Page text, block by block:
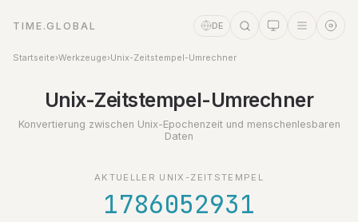
TIME.GLOBAL DE
Startseite›Werkzeuge›Unix-Zeitstempel-Umrechner
Unix-Zeitstempel-Umrechner
Konvertierung zwischen Unix-Epochenzeit und menschenlesbaren
Daten
AKTUELLER UNIX-ZEITSTEMPEL
1786052931
Online